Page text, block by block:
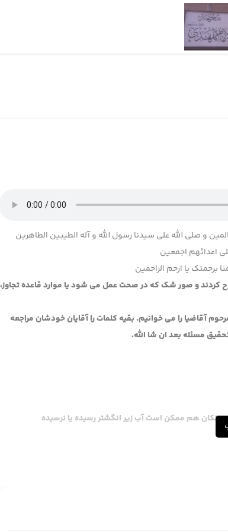
و صلی الله علی سیدنا رسول الله و آله الطیبین الطاهرین
اعدائهم اجمعین
برحمتک یا ارحم الراحمین
کردند و صور شک که در صحت عمل می شود یا موارد قاعده تجاوز،
آقاضیا را می خوانیم. بقیه کلمات را آقایان خودشان مراجعه
مسئله بعد ان شا الله.
تکان هم ممکن است آب زیر انگشتر رسیده یا نرسیده